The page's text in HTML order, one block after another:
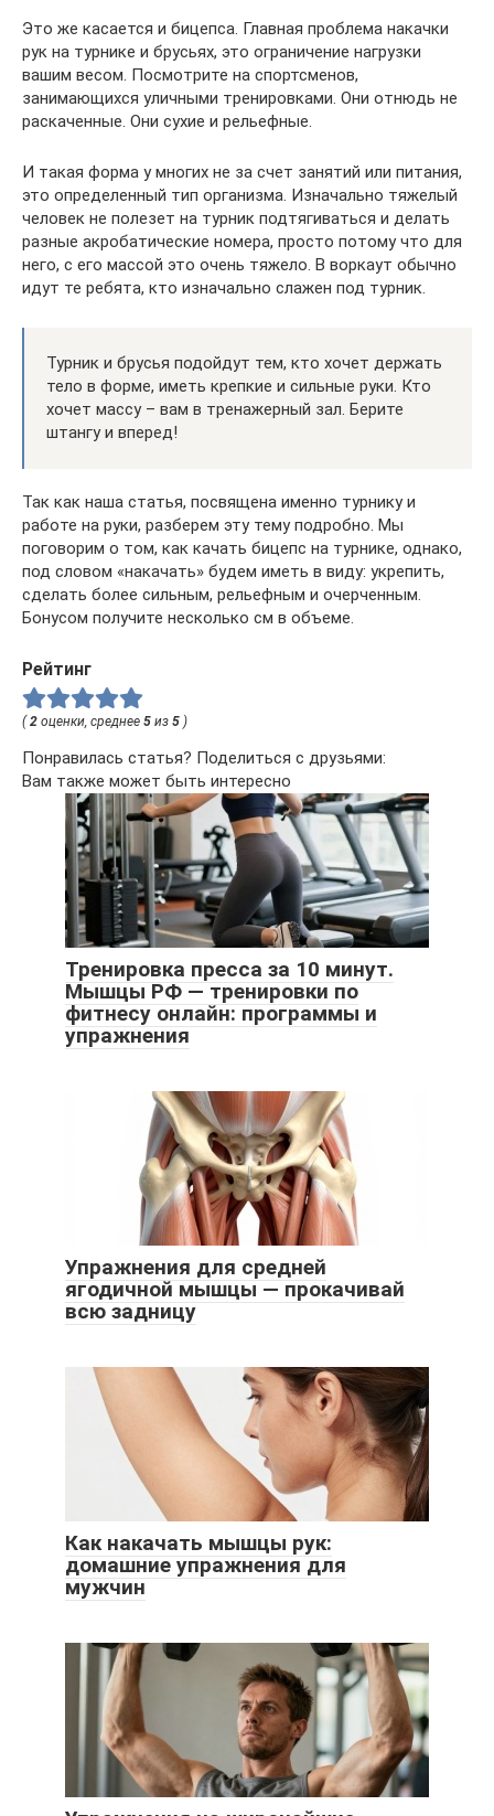
Это же касается и бицепса. Главная проблема накачки
рук на турнике и брусьях, это ограничение нагрузки
вашим весом. Посмотрите на спортсменов,
занимающихся уличными тренировками. Они отнюдь не
раскаченные. Они сухие и рельефные.
И такая форма у многих не за счет занятий или питания,
это определенный тип организма. Изначально тяжелый
человек не полезет на турник подтягиваться и делать
разные акробатические номера, просто потому что для
него, с его массой это очень тяжело. В воркаут обычно
идут те ребята, кто изначально слажен под турник.
Турник и брусья подойдут тем, кто хочет держать
тело в форме, иметь крепкие и сильные руки. Кто
хочет массу – вам в тренажерный зал. Берите
штангу и вперед!
Так как наша статья, посвящена именно турнику и
работе на руки, разберем эту тему подробно. Мы
поговорим о том, как качать бицепс на турнике, однако,
под словом «накачать» будем иметь в виду: укрепить,
сделать более сильным, рельефным и очерченным.
Бонусом получите несколько см в объеме.
Рейтинг
( 2 оценки, среднее 5 из 5 )
Понравилась статья? Поделиться с друзьями:
Вам также может быть интересно
Тренировка пресса за 10 минут.
Мышцы РФ — тренировки по
фитнесу онлайн: программы и
упражнения
Упражнения для средней
ягодичной мышцы — прокачивай
всю задницу
Как накачать мышцы рук:
домашние упражнения для
мужчин